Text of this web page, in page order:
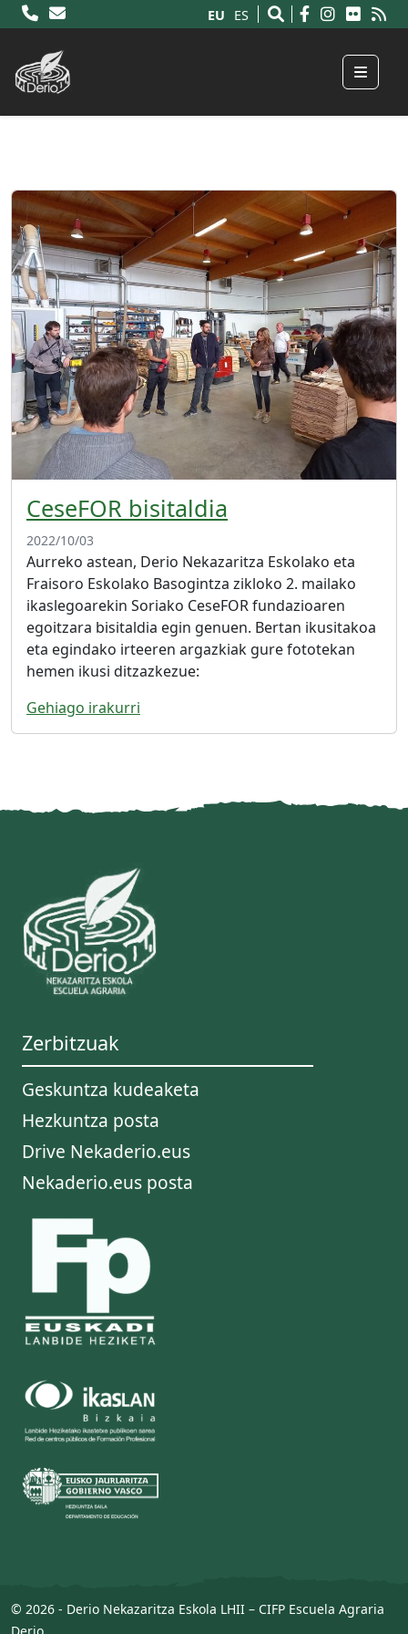
EU ES
Menu
CeseFOR bisitaldia
2022/10/03
Aurreko astean, Derio Nekazaritza Eskolako eta
Fraisoro Eskolako Basogintza zikloko 2. mailako
ikaslegoarekin Soriako CeseFOR fundazioaren
egoitzara bisitaldia egin genuen. Bertan ikusitakoa
eta egindako irteeren argazkiak gure fototekan
hemen ikusi ditzazkezue:
Gehiago irakurri
Zerbitzuak
Geskuntza kudeaketa
Hezkuntza posta
Drive Nekaderio.eus
Nekaderio.eus posta
© 2026 - Derio Nekazaritza Eskola LHII – CIFP Escuela Agraria